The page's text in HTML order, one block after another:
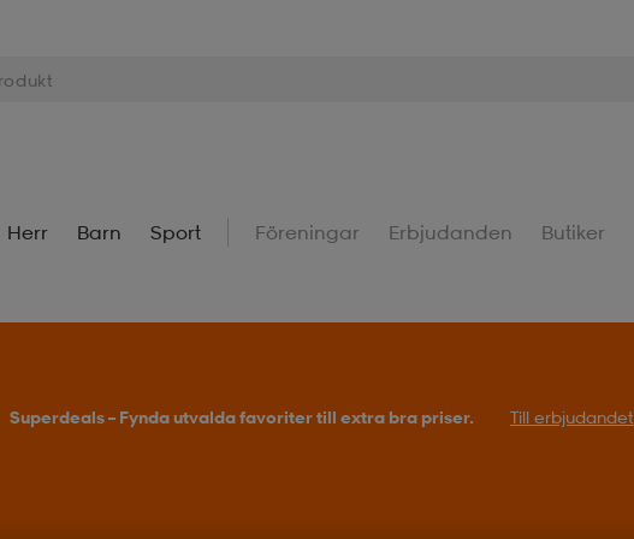
Herr Barn Sport Föreningar Erbjudanden Butiker
Superdeals – Fynda utvalda favoriter till extra bra priser. Till erbjudandet